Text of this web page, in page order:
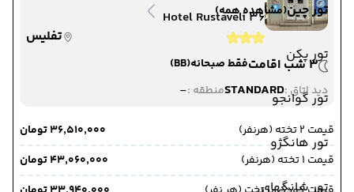
تور چین(مشاهده همه)
تور پکن
تور گوانجو
تور هانگژو
تور شانگهای
Hotel Rustaveli 36
تفلیس
3 شب اقامت
فقط صبحانه(BB)
دید اتاق :STANDARDمنطقه :-
قیمت 2 تخته (هرنفر)
۳۶٬۵۱۰٬۰۰۰ تومان
قیمت 1 تخته (هرنفر)
۴۳٬۰۶۰٬۰۰۰ تومان